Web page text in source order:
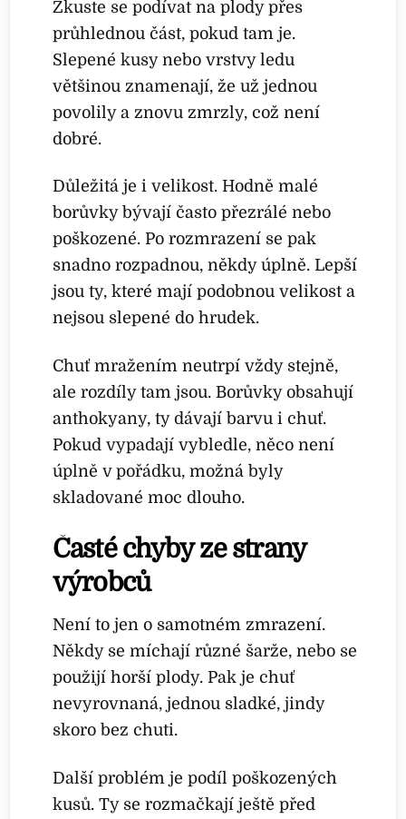
Zkuste se podívat na plody přes
průhlednou část, pokud tam je.
Slepené kusy nebo vrstvy ledu
většinou znamenají, že už jednou
povolily a znovu zmrzly, což není
dobré.
Důležitá je i velikost. Hodně malé
borůvky bývají často přezrálé nebo
poškozené. Po rozmrazení se pak
snadno rozpadnou, někdy úplně. Lepší
jsou ty, které mají podobnou velikost a
nejsou slepené do hrudek.
Chuť mražením neutrpí vždy stejně,
ale rozdíly tam jsou. Borůvky obsahují
anthokyany, ty dávají barvu i chuť.
Pokud vypadají vybledle, něco není
úplně v pořádku, možná byly
skladované moc dlouho.
Časté chyby ze strany
výrobců
Není to jen o samotném zmrazení.
Někdy se míchají různé šarže, nebo se
použijí horší plody. Pak je chuť
nevyrovnaná, jednou sladké, jindy
skoro bez chuti.
Další problém je podíl poškozených
kusů. Ty se rozmačkají ještě před